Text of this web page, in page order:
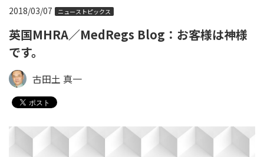
英国MHRA／MedRegs Blog：お客様は神様
です。
2018/03/07 ニューストピックス
古田土 真一